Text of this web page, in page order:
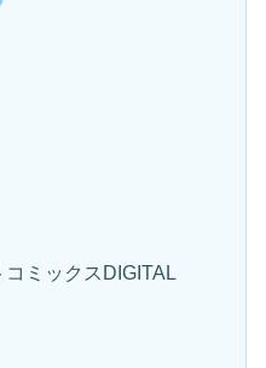
ミックスDIGITAL